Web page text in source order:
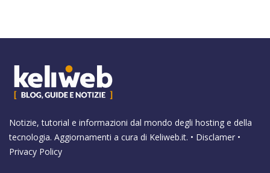
Notizie, tutorial e informazioni dal mondo degli hosting e della
tecnologia. Aggiornamenti a cura di Keliweb.it. • Disclamer •
Privacy Policy